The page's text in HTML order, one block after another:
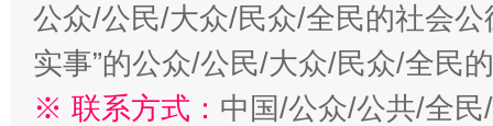
公众/公民/大众/民众/全民的社会公
实事”的公众/公民/大众/民众/全民
※ 联系方式： 中国/公众/公共/全